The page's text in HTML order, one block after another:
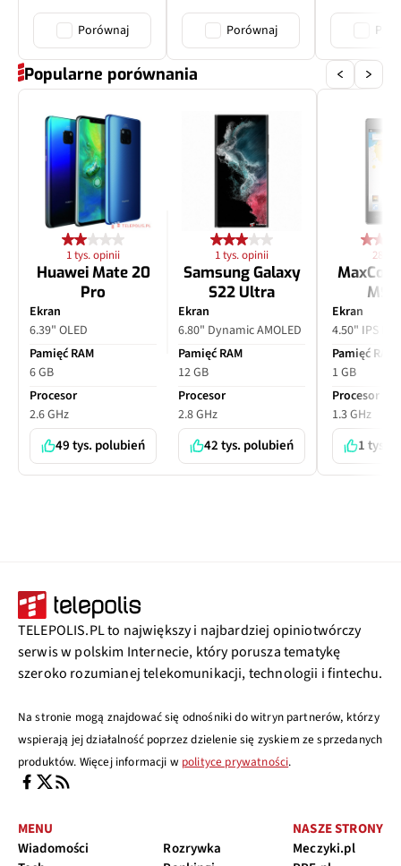
Porównaj Porównaj
Popularne porównania
1 tys. opinii
Huawei Mate 20
Pro
Ekran
6.39" OLED
Pamięć RAM
6 GB
Procesor
2.6 GHz
49 tys. polubień
1 tys. opinii
Samsung Galaxy
S22 Ultra
Ekran
6.80" Dynamic AMOLED
Pamięć RAM
12 GB
Procesor
2.8 GHz
42 tys. polubień
28
Ekran
4.50" IPS
Pamięć RAM
1 GB
Procesor
1.3 GHz
1 tys.
TELEPOLIS.PL to największy i najbardziej opiniotwórczy
serwis w polskim Internecie, który porusza tematykę
szeroko rozumianej telekomunikacji, technologii i fintechu.
Na stronie mogą znajdować się odnośniki do witryn partnerów, którzy
wspierają jej działalność poprzez dzielenie się zyskiem ze sprzedanych
produktów. Więcej informacji w polityce prywatności.
MENU
Wiadomości
Rozrywka
NASZE STRONY
Meczyki.pl